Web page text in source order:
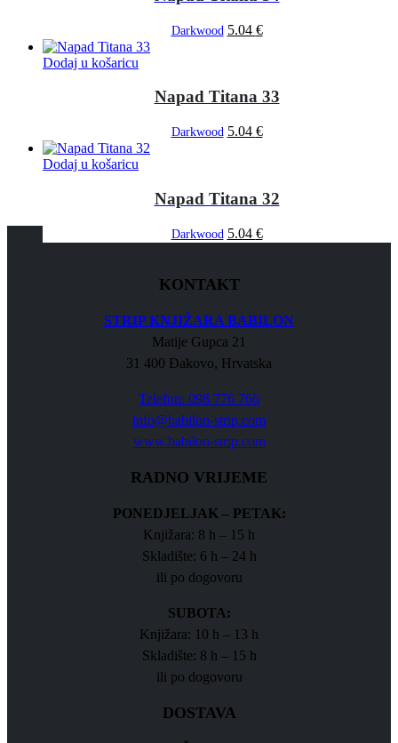
Darkwood 5.04 €
Dodaj u košaricu
Napad Titana 33
Darkwood 5.04 €
Dodaj u košaricu
Napad Titana 32
Darkwood 5.04 €
KONTAKT
STRIP KNJIŽARA BABILON
Matije Gupca 21
31 400 Đakovo, Hrvatska
Telefon: 098 776 766
info@babilon-strip.com
www.babilon-strip.com
RADNO VRIJEME
PONEDJELJAK – PETAK:
Knjižara: 8 h – 15 h
Skladište: 6 h – 24 h
ili po dogovoru
SUBOTA:
Knjižara: 10 h – 13 h
Skladište: 8 h – 15 h
ili po dogovoru
DOSTAVA